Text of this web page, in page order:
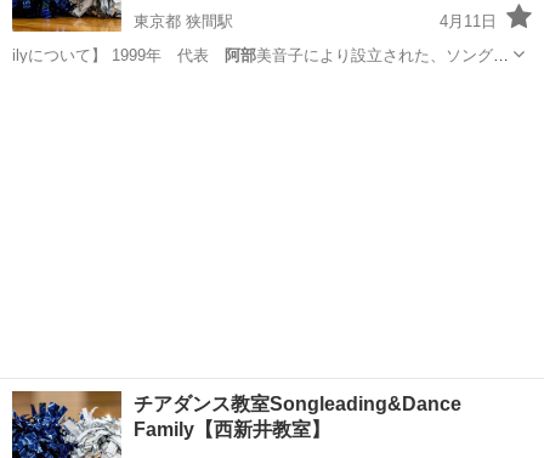
東京都 狭間駅
4月11日
ilyについて】 1999年 代表 阿部美音子により設立された、ソングリ
チアダンス教室Songleading&Dance
Family【西新井教室】